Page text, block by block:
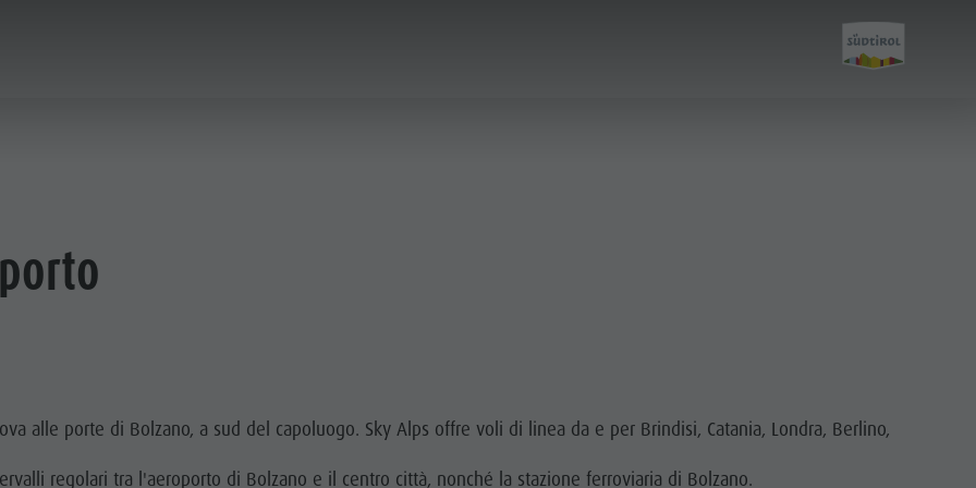
VACANZA
Mobilità locale
alle porte di Bolzano, a sud del capoluogo. Sky Alps offre voli di linea da e per Brindisi, Catania, Londra, Berlino,
regolari tra l'aeroporto di Bolzano e il centro città, nonché la stazione ferroviaria di Bolzano.